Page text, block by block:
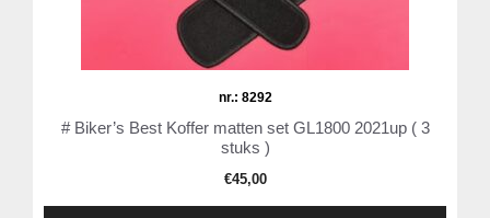
nr.: 8292
# Biker’s Best Koffer matten set GL1800 2021up ( 3
stuks )
€45,00